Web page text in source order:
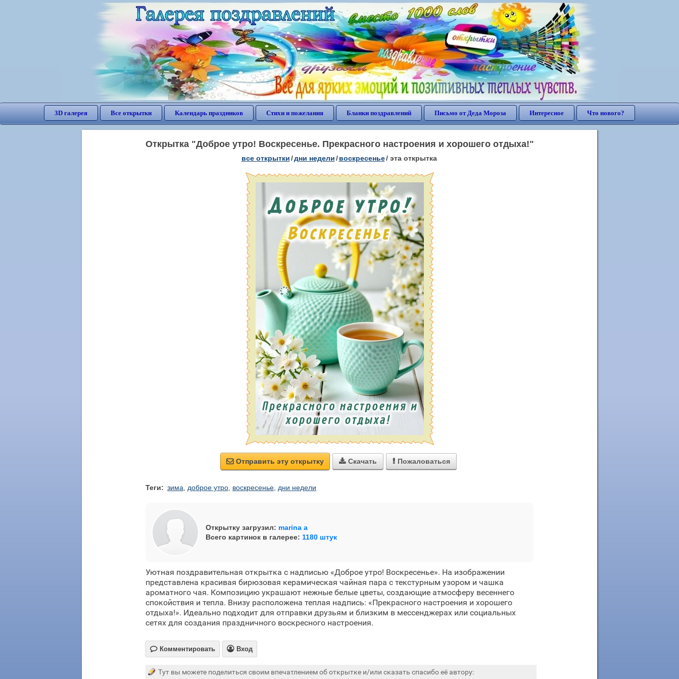
3D галерея Все открытки Календарь праздников Стихи и пожелания Бланки поздравлений Письмо от Деда Мороза Интересное Что нового?
Открытка "Доброе утро! Воскресенье. Прекрасного настроения и хорошего отдыха!"
все открытки/дни недели/ воскресенье/ эта открытка
 Отправить эту открытку  Скачать  Пожаловаться
Теги: зима доброе утро воскресенье дни недели
Открытку загрузил: marina a
Всего картинок в галерее: 1180 штук
Уютная поздравительная открытка с надписью «Доброе утро! Воскресенье». На изображении
представлена красивая бирюзовая керамическая чайная пара с текстурным узором и чашка
ароматного чая. Композицию украшают нежные белые цветы, создающие атмосферу весеннего
спокойствия и тепла. Внизу расположена теплая надпись: «Прекрасного настроения и хорошего
отдыха!». Идеально подходит для отправки друзьям и близким в мессенджерах или социальных
сетях для создания праздничного воскресного настроения.
 Комментировать  Вход
Тут вы можете поделиться своим впечатлением об открытке и/или сказать спасибо её автору: